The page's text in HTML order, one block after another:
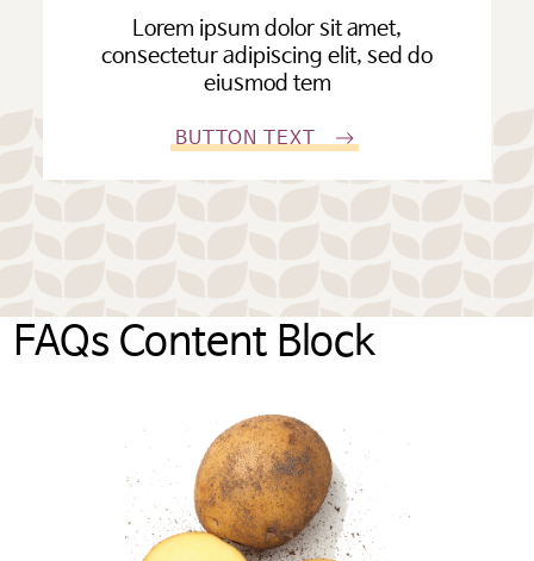
Lorem ipsum dolor sit amet,
consectetur adipiscing elit, sed do
eiusmod tem
BUTTON TEXT
FAQs Content Block